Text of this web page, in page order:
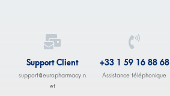
Support Client
support@europharmacy.n
et
+33 1 59 16 88 68
Assistance téléphonique